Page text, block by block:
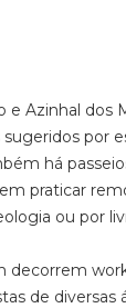
e Azinhal dos
por
há
praticar
ou por
decorrem
de diversas